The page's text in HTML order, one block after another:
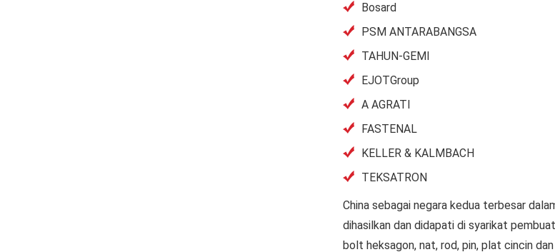
Bosard
PSM ANTARABANGSA
TAHUN-GEMI
EJOTGroup
A AGRATI
FASTENAL
KELLER & KALMBACH
TEKSATRON
China sebagai negara kedua terbesar
dihasilkan dan didapati di syarikat
bolt heksagon, nat, rod, pin, plat cincin